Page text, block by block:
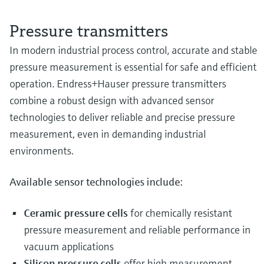
Pressure transmitters
In modern industrial process control, accurate and stable
pressure measurement is essential for safe and efficient
operation. Endress+Hauser pressure transmitters
combine a robust design with advanced sensor
technologies to deliver reliable and precise pressure
measurement, even in demanding industrial
environments.
Available sensor technologies include:
Ceramic pressure cells for chemically resistant
pressure measurement and reliable performance in
vacuum applications